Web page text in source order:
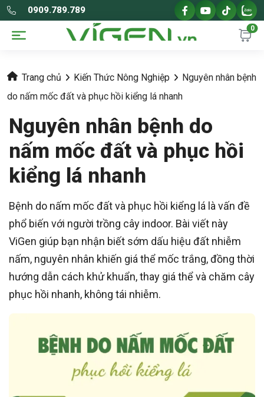
0909.789.789
0
Trang chủ Kiến Thức Nông Nghiệp
Nguyên nhân bệnh
do nấm mốc đất và phục hồi kiểng lá nhanh
Nguyên nhân bệnh do
nấm mốc đất và phục hồi
kiểng lá nhanh
Bệnh do nấm mốc đất và phục hồi kiểng lá là vấn đề
phổ biến với người trồng cây indoor. Bài viết này
ViGen giúp bạn nhận biết sớm dấu hiệu đất nhiễm
nấm, nguyên nhân khiến giá thể mốc trắng, đồng thời
hướng dẫn cách khử khuẩn, thay giá thể và chăm cây
phục hồi nhanh, không tái nhiễm.